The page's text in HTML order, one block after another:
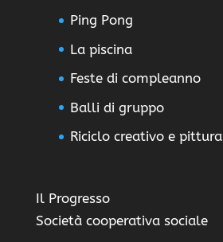
Ping Pong
La piscina
Feste di compleanno
Balli di gruppo
Riciclo creativo e pittura
Il Progresso
Società cooperativa sociale